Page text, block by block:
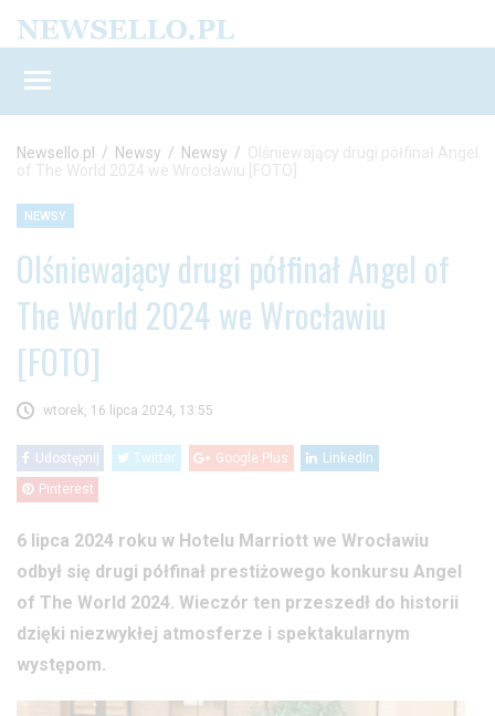
Newsello.pl / Newsy / Newsy / Olśniewający drugi półfinał Angel
of The World 2024 we Wrocławiu [FOTO]
NEWSY
Olśniewający drugi półfinał Angel of
The World 2024 we Wrocławiu
[FOTO]
wtorek, 16 lipca 2024, 13:55
Udostępnij Twitter Google Plus LinkedIn
Pinterest
6 lipca 2024 roku w Hotelu Marriott we Wrocławiu
odbył się drugi półfinał prestiżowego konkursu Angel
of The World 2024. Wieczór ten przeszedł do historii
dzięki niezwykłej atmosferze i spektakularnym
występom.